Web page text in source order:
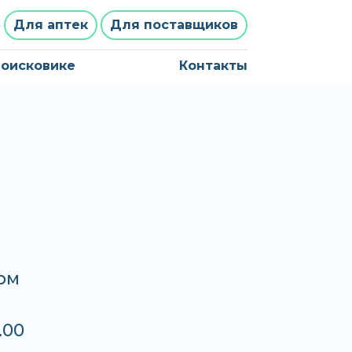
Для аптек Для поставщиков
Контакты